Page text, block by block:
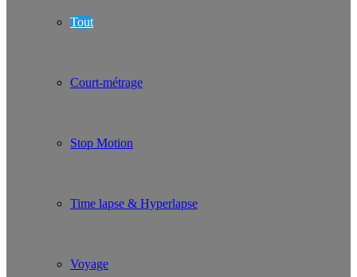
Tout
Court-métrage
Stop Motion
Time lapse & Hyperlapse
Voyage